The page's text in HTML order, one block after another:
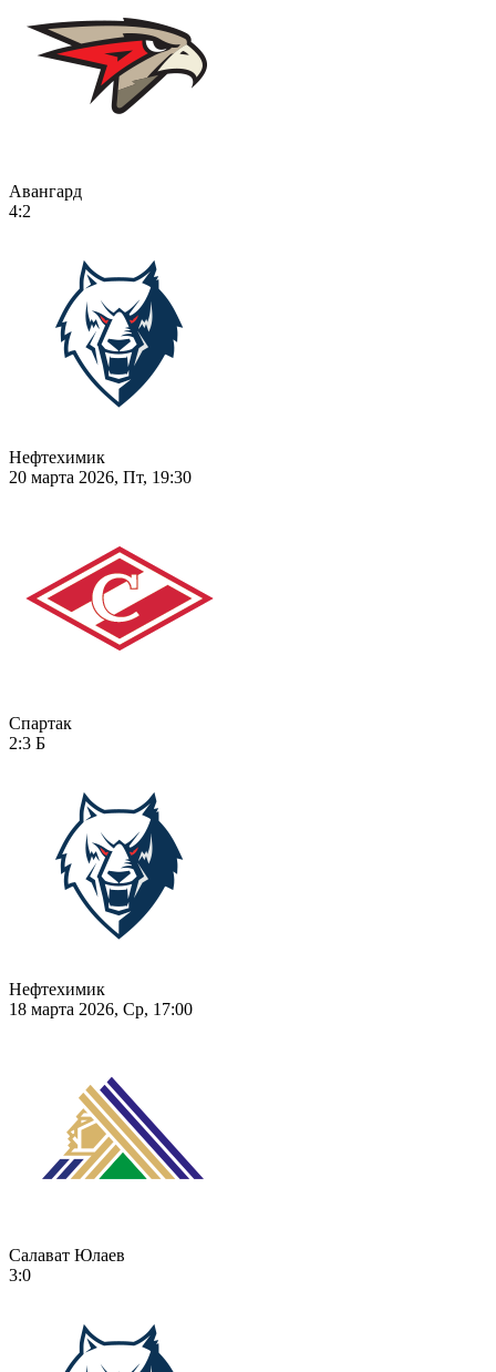
Авангард
4:2
Нефтехимик
20 марта 2026, Пт, 19:30
Спартак
2:3 Б
Нефтехимик
18 марта 2026, Ср, 17:00
Салават Юлаев
3:0